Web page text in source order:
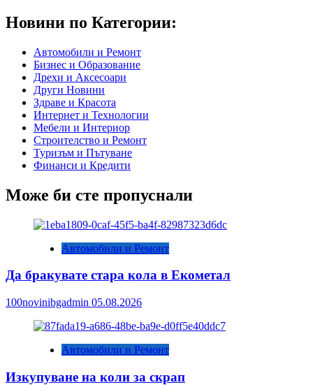
Новини по Категории:
Автомобили и Ремонт
Бизнес и Образование
Дрехи и Аксесоари
Други Новини
Здраве и Красота
Интернет и Технологии
Мебели и Интериор
Строителство и Ремонт
Туризъм и Пътуване
Финанси и Кредити
Може би сте пропуснали
Автомобили и Ремонт
Да бракувате стара кола в Екометал
100novinibgadmin 05.08.2026
Автомобили и Ремонт
Изкупуване на коли за скрап